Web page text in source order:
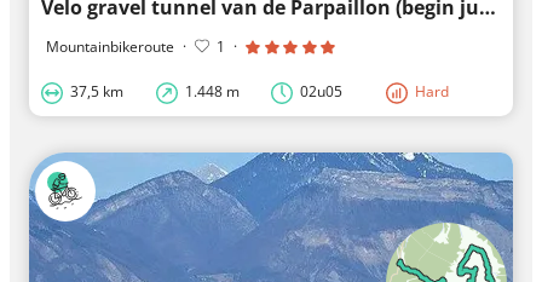
Velo gravel tunnel van de Parpaillon (begin juli 2024) vanaf La Condamine-Châtelard
Mountainbikeroute · 1 ·
37,5 km 1.448 m 02u05 Hard